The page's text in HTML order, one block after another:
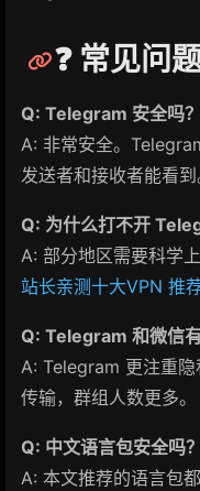
❓ 常见问
Q: Telegram 安全吗？
A: 非常安全。
发送者和接收者能看到
Q: 为什么打不开
A: 部分地区需要科学
站长亲测十大VPN 推
Q: Telegram 和微信有
A: Telegram 更注重
传输，群组人数更多。
Q: 中文语言包安全吗？
A: 本文推荐的语言包